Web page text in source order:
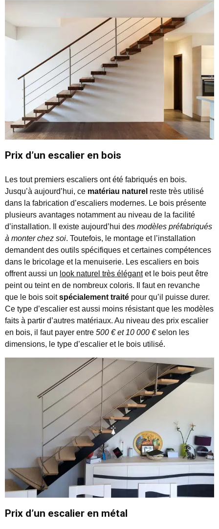
Prix d’un escalier en bois
Les tout premiers escaliers ont été fabriqués en bois.
Jusqu’à aujourd’hui, ce matériau naturel reste très utilisé
dans la fabrication d’escaliers modernes. Le bois présente
plusieurs avantages notamment au niveau de la facilité
d’installation. Il existe aujourd’hui des modèles préfabriqués
à monter chez soi. Toutefois, le montage et l’installation
demandent des outils spécifiques et certaines compétences
dans le bricolage et la menuiserie. Les escaliers en bois
offrent aussi un look naturel très élégantet le bois peut être
peint ou teint en de nombreux coloris. Il faut en revanche
que le bois soitspécialement traité pour qu’il puisse durer.
Ce type d’escalier est aussi moins résistant que les modèles
faits à partir d’autres matériaux. Au niveau des prix escalier
en bois, il faut payer entre 500 € et 10 000 €selon les
dimensions, le type d’escalier et le bois utilisé.
Prix d’un escalier en métal